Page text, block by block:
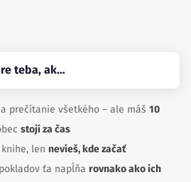
teba, ak…
prečítanie všetkého – ale máš 10
stojí za čas
len nevieš, kde začať
ťa napĺňa rovnako ako ich